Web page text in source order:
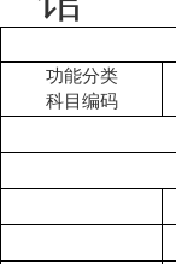
功能分类
科目编码